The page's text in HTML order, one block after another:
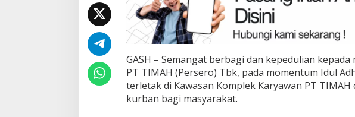
GASH – Semangat berbagi dan kepedulian
PT TIMAH (Persero) Tbk, pada momentum Idul
terletak di Kawasan Komplek Karyawan PT
kurban bagi masyarakat.